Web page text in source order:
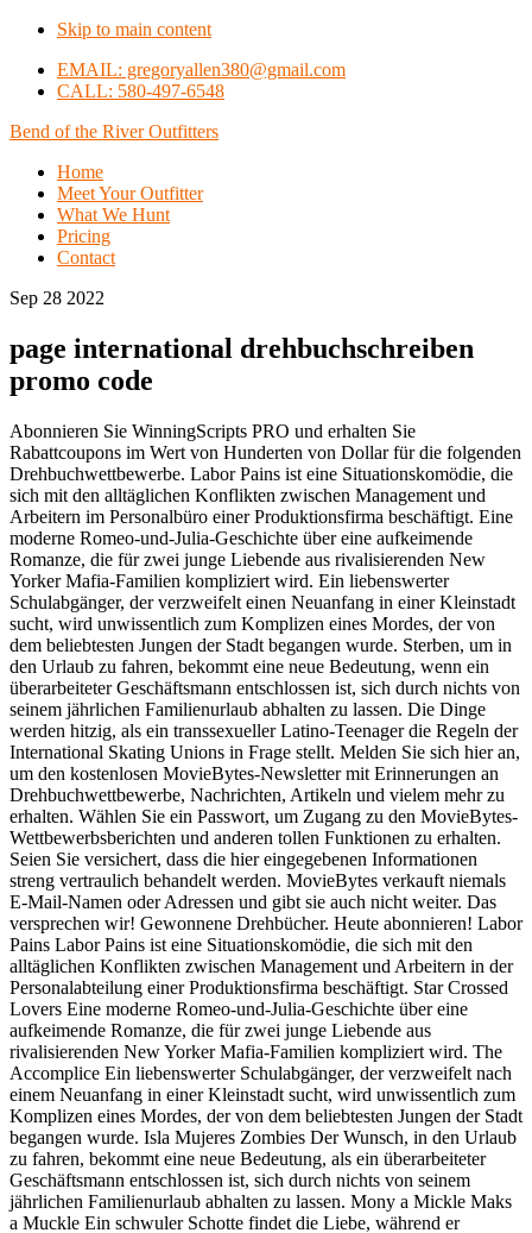
Skip to main content
EMAIL: gregoryallen380@gmail.com
CALL: 580-497-6548
Bend of the River Outfitters
Home
Meet Your Outfitter
What We Hunt
Pricing
Contact
Sep 28 2022
page international drehbuchschreiben
promo code
Abonnieren Sie WinningScripts PRO und erhalten Sie
Rabattcoupons im Wert von Hunderten von Dollar für die folgenden
Drehbuchwettbewerbe. Labor Pains ist eine Situationskomödie, die
sich mit den alltäglichen Konflikten zwischen Management und
Arbeitern im Personalbüro einer Produktionsfirma beschäftigt. Eine
moderne Romeo-und-Julia-Geschichte über eine aufkeimende
Romanze, die für zwei junge Liebende aus rivalisierenden New
Yorker Mafia-Familien kompliziert wird. Ein liebenswerter
Schulabgänger, der verzweifelt einen Neuanfang in einer Kleinstadt
sucht, wird unwissentlich zum Komplizen eines Mordes, der von
dem beliebtesten Jungen der Stadt begangen wurde. Sterben, um in
den Urlaub zu fahren, bekommt eine neue Bedeutung, wenn ein
überarbeiteter Geschäftsmann entschlossen ist, sich durch nichts von
seinem jährlichen Familienurlaub abhalten zu lassen. Die Dinge
werden hitzig, als ein transsexueller Latino-Teenager die Regeln der
International Skating Unions in Frage stellt. Melden Sie sich hier an,
um den kostenlosen MovieBytes-Newsletter mit Erinnerungen an
Drehbuchwettbewerbe, Nachrichten, Artikeln und vielem mehr zu
erhalten. Wählen Sie ein Passwort, um Zugang zu den MovieBytes-
Wettbewerbsberichten und anderen tollen Funktionen zu erhalten.
Seien Sie versichert, dass die hier eingegebenen Informationen
streng vertraulich behandelt werden. MovieBytes verkauft niemals
E-Mail-Namen oder Adressen und gibt sie auch nicht weiter. Das
versprechen wir! Gewonnene Drehbücher. Heute abonnieren! Labor
Pains Labor Pains ist eine Situationskomödie, die sich mit den
alltäglichen Konflikten zwischen Management und Arbeitern in der
Personalabteilung einer Produktionsfirma beschäftigt. Star Crossed
Lovers Eine moderne Romeo-und-Julia-Geschichte über eine
aufkeimende Romanze, die für zwei junge Liebende aus
rivalisierenden New Yorker Mafia-Familien kompliziert wird. The
Accomplice Ein liebenswerter Schulabgänger, der verzweifelt nach
einem Neuanfang in einer Kleinstadt sucht, wird unwissentlich zum
Komplizen eines Mordes, der von dem beliebtesten Jungen der Stadt
begangen wurde. Isla Mujeres Zombies Der Wunsch, in den Urlaub
zu fahren, bekommt eine neue Bedeutung, als ein überarbeiteter
Geschäftsmann entschlossen ist, sich durch nichts von seinem
jährlichen Familienurlaub abhalten zu lassen. Mony a Mickle Maks
a Muckle Ein schwuler Schotte findet die Liebe, während er